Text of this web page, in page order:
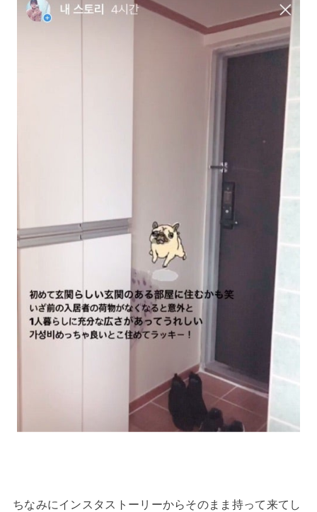
ちなみにインスタストーリーからそのまま持って来てし